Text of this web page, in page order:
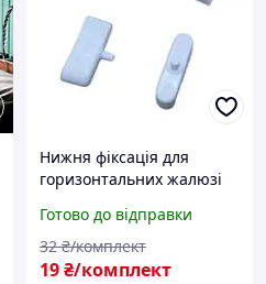
Нижня фіксація для
горизонтальних жалюзі
Готово до відправки
19₴/комплект
32 ₴/комплект